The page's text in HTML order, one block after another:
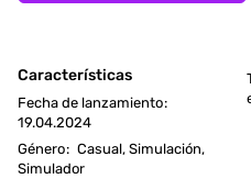
Características
Fecha de lanzamiento:
19.04.2024
Género: Casual, Simulación,
Simulador